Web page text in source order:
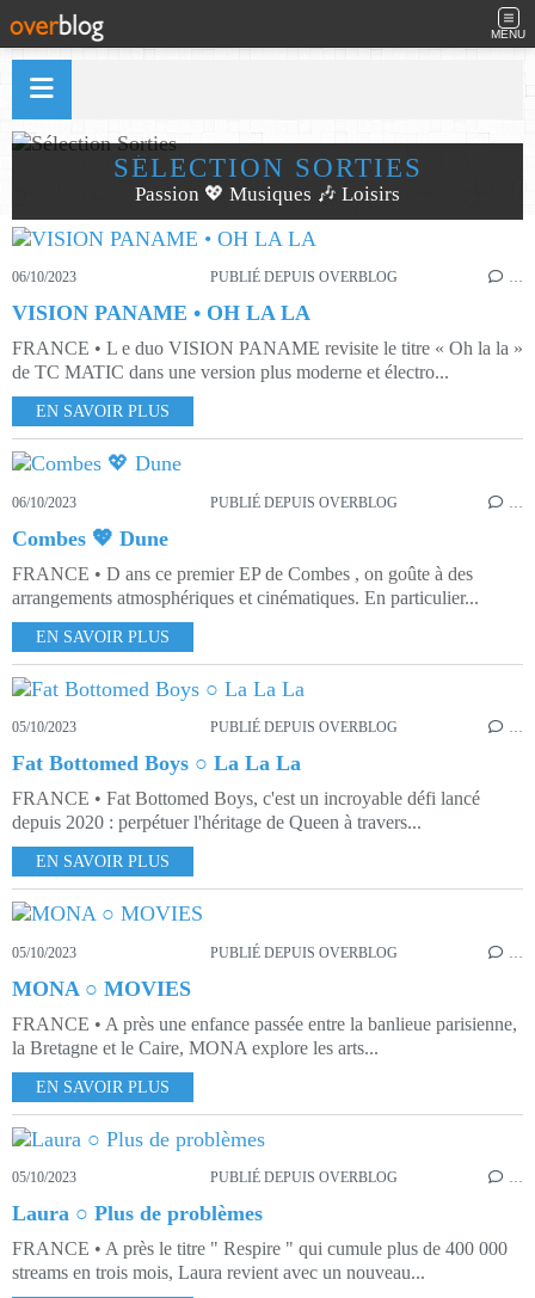
MENU
SÉLECTION SORTIES
Passion 💖 Musiques 🎶 Loisirs
06/10/2023 PUBLIÉ DEPUIS OVERBLOG …
VISION PANAME • OH LA LA
FRANCE • L e duo VISION PANAME revisite le titre « Oh la la »
de TC MATIC dans une version plus moderne et électro...
EN SAVOIR PLUS
06/10/2023 PUBLIÉ DEPUIS OVERBLOG
Combes 💖 Dune
FRANCE • D ans ce premier EP de Combes , on goûte à des
arrangements atmosphériques et cinématiques. En particulier...
EN SAVOIR PLUS
05/10/2023 PUBLIÉ DEPUIS OVERBLOG …
Fat Bottomed Boys ○ La La La
FRANCE • Fat Bottomed Boys, c'est un incroyable défi lancé
depuis 2020 : perpétuer l'héritage de Queen à travers...
EN SAVOIR PLUS
05/10/2023 PUBLIÉ DEPUIS OVERBLOG
MONA ○ MOVIES
FRANCE • A près une enfance passée entre la banlieue parisienne,
la Bretagne et le Caire, MONA explore les arts...
EN SAVOIR PLUS
05/10/2023 PUBLIÉ DEPUIS OVERBLOG …
Laura ○ Plus de problèmes
FRANCE • A près le titre " Respire " qui cumule plus de 400 000
streams en trois mois, Laura revient avec un nouveau...